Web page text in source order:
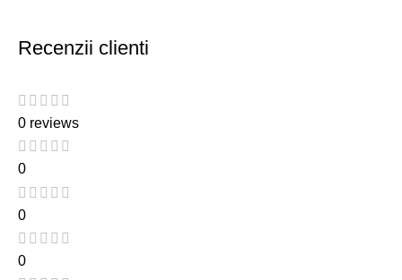
Recenzii clienti
0 reviews
0
0
0